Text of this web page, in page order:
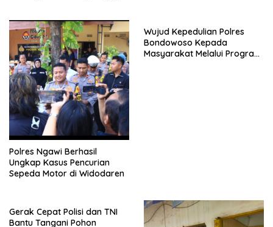
Polres Ngawi Berhasil
Ungkap Kasus Pencurian
Sepeda Motor di Widodaren
Wujud Kepedulian Polres
Bondowoso Kepada
Masyarakat Melalui Program
Gerak Cepat Polisi dan TNI
Bantu Tangani Pohon